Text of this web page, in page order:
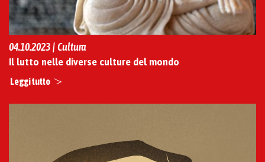
04.10.2023 | Cultura
Il lutto nelle diverse culture del mondo
Leggi tutto